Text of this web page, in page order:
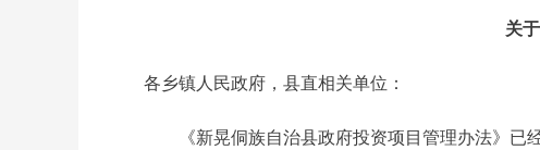
关
各乡镇人民政府，县直相关单位：
《新晃侗族自治县政府投资项目管理办法》已